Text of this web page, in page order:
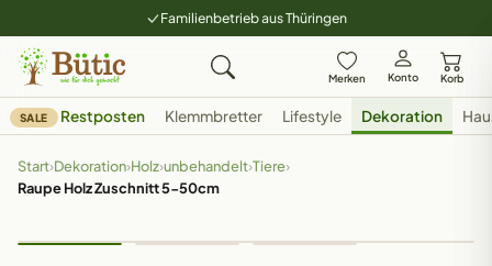
Familienbetrieb aus Thüringen
Merken Konto Korb
SALE Restposten Klemmbretter Lifestyle Dekoration
Start›Dekoration›Holz›unbehandelt›Tiere›
Raupe Holz Zuschnitt 5-50cm